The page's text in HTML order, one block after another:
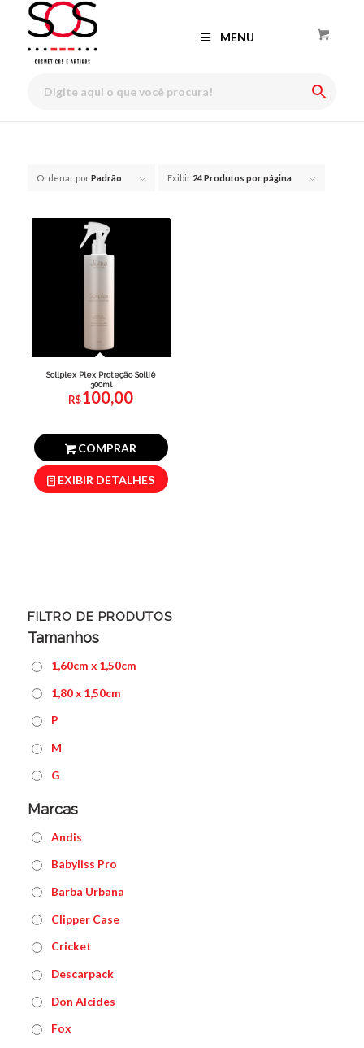
MENU
Ordenar porPadrão Exibir 24 Produtos por página
Sollplex Plex Proteção Solliê
300ml
R$100,00
COMPRAR
EXIBIR DETALHES
FILTRO DE PRODUTOS
Tamanhos
1,60cm x 1,50cm
1,80 x 1,50cm
P
M
G
Marcas
Andis
Babyliss Pro
Barba Urbana
Clipper Case
Cricket
Descarpack
Don Alcides
Fox